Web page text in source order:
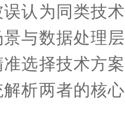
认为同类技
与数据处理
选择技术方
析两者的核